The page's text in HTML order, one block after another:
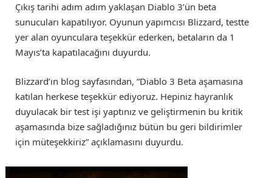
Çıkış tarihi adım adım yaklaşan Diablo 3’ün beta
sunucuları kapatılıyor. Oyunun yapımcısı Blizzard, testte
yer alan oyunculara teşekkür ederken, betaların da 1
Mayıs’ta kapatılacağını duyurdu.
Blizzard’ın blog sayfasından, “Diablo 3 Beta aşamasına
katılan herkese teşekkür ediyoruz. Hepiniz hayranlık
duyulacak bir test işi yaptınız ve geliştirmenin bu kritik
aşamasında bize sağladığınız bütün bu geri bildirimler
için müteşekkiriz” açıklamasını duyurdu.